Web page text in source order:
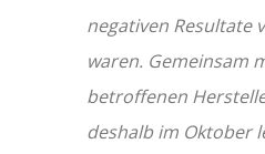
negativen Resultate
waren. Gemeinsam
betroffenen
deshalb im Oktober